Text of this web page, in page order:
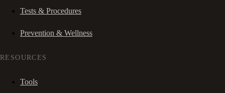
Tests & Procedures
Prevention & Wellness
RESOURCES
Tools